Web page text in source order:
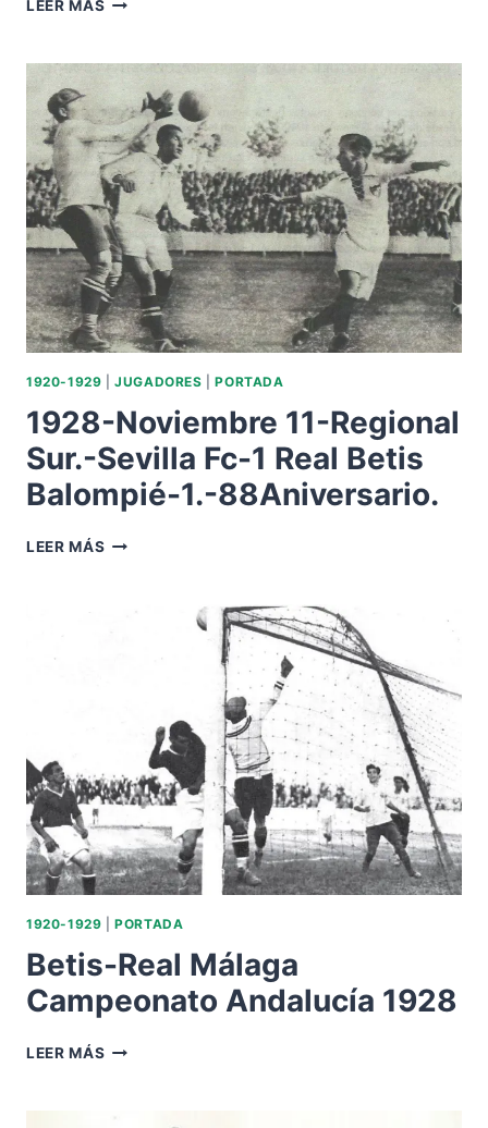
LEER MÁS
CPTO
REGIONAL
SUR:
SEVILLA
FBC-
1
VS.
REAL
BETIS
BALOMPIÉ-1
GOAL.
1920-1929 |JUGADORES |PORTADA
1928-Noviembre 11-Regional
Sur.-Sevilla Fc-1 Real Betis
Balompié-1.-88Aniversario.
LEER MÁS 1928-
SEVILLA
BALOMPIÉ-1.-88ANIVERSARIO.
1920-1929 |PORTADA
Betis-Real Málaga
Campeonato Andalucía 1928
LEER MÁS BETIS-
CAMPEONATO